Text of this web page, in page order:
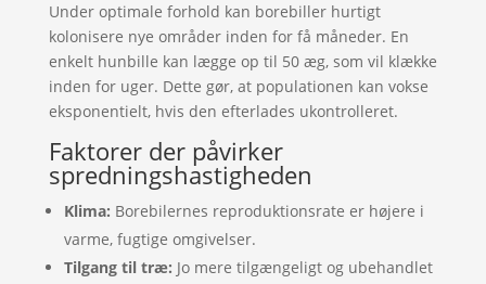
Under optimale forhold kan borebiller hurtigt
kolonisere nye områder inden for få måneder. En
enkelt hunbille kan lægge op til 50 æg, som vil klække
inden for uger. Dette gør, at populationen kan vokse
eksponentielt, hvis den efterlades ukontrolleret.
Faktorer der påvirker
spredningshastigheden
Klima: Borebilernes reproduktionsrate er højere i
varme, fugtige omgivelser.
Tilgang til træ: Jo mere tilgængeligt og ubehandlet